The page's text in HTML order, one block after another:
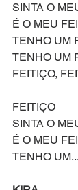
SINTA O
É O MEU
TENHO UM
TENHO UM
FEITIÇO,
FEITIÇO
SINTA O
É O MEU
TENHO UM...